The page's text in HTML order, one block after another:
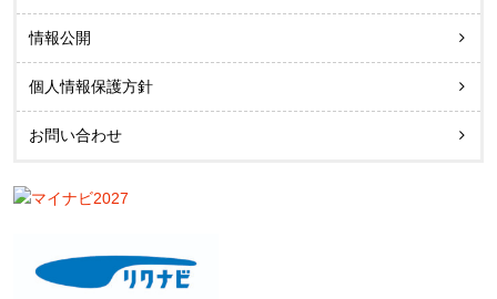
情報公開
個人情報保護方針
お問い合わせ